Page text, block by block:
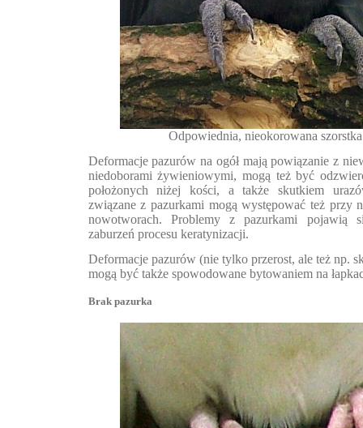
Odpowiednia, nieokorowana
Deformacje pazurów na ogół mają powiązanie z
niedoborami żywieniowymi, mogą też być
położonych niżej kości, a także skutkiem
związane z pazurkami mogą występować też przy
nowotworach. Problemy z pazurkami pojawią
zaburzeń procesu keratynizacji.
Deformacje pazurów (nie tylko przerost, ale też np.
mogą być także spowodowane bytowaniem na
Brak pazurka